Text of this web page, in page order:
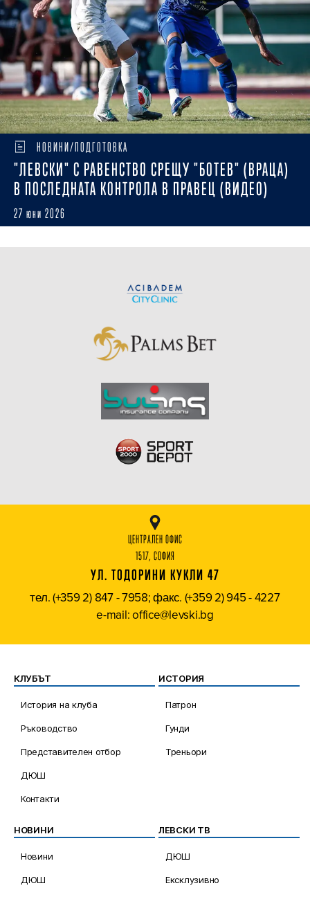
НОВИНИ/ПОДГОТОВКА
"ЛЕВСКИ" С РАВЕНСТВО СРЕЩУ "БОТЕВ" (ВРАЦА)
В ПОСЛЕДНАТА КОНТРОЛА В ПРАВЕЦ (ВИДЕО)
27 юни 2026
ЦЕНТРАЛЕН ОФИС
1517, СОФИЯ
УЛ. ТОДОРИНИ КУКЛИ 47
тел. (+359 2) 847 - 7958; факс. (+359 2) 945 - 4227
e-mail: office@levski.bg
КЛУБЪТ
История на клуба
Ръководство
Представителен отбор
ДЮШ
Контакти
ИСТОРИЯ
Патрон
Гунди
Треньори
НОВИНИ
Новини
ДЮШ
ЛЕВСКИ ТВ
ДЮШ
Ексклузивно